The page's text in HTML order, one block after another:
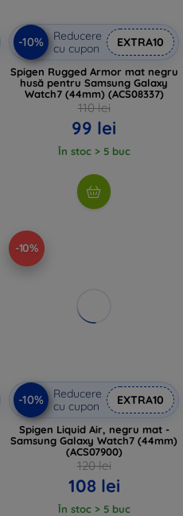
-10%
Reducere
cu cupon
EXTRA10
Spigen Rugged Armor mat negru
husă pentru Samsung Galaxy
Watch7 (44mm) (ACS08337)
110 lei
99 lei
În stoc > 5 buc
-10%
-10%
Reducere
cu cupon
EXTRA10
Spigen Liquid Air, negru mat -
Samsung Galaxy Watch7 (44mm)
(ACS07900)
120 lei
108 lei
În stoc > 5 buc